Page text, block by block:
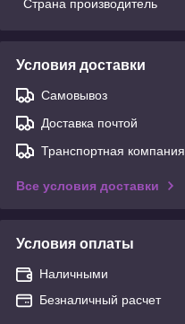
Страна производитель
Условия доставки
Самовывоз
Доставка почтой
Транспортная компания
Все условия доставки
Условия оплаты
Наличными
Безналичный расчет